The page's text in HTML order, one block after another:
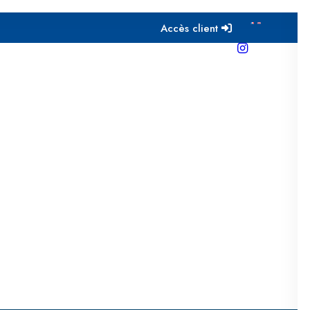
Accès client